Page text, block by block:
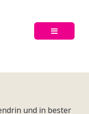
und in bester